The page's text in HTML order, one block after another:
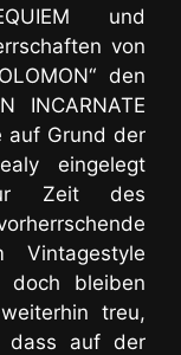
und
von
den
INCARNATE
auf Grund der
eingelegt
Zeit des
doch bleiben
treu,
dass auf der